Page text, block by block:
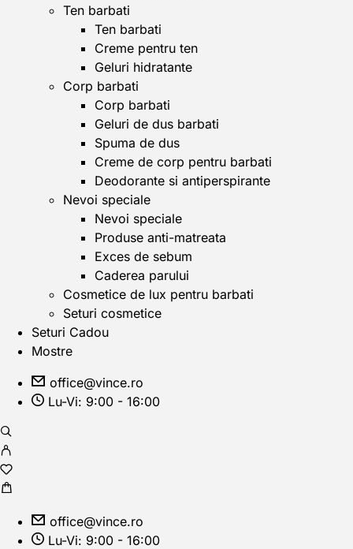
Ten barbati
Ten barbati
Creme pentru ten
Geluri hidratante
Corp barbati
Corp barbati
Geluri de dus barbati
Spuma de dus
Creme de corp pentru barbati
Deodorante si antiperspirante
Nevoi speciale
Nevoi speciale
Produse anti-matreata
Exces de sebum
Caderea parului
Cosmetice de lux pentru barbati
Seturi cosmetice
Seturi Cadou
Mostre
office@vince.ro
Lu-Vi: 9:00 - 16:00
office@vince.ro
Lu-Vi: 9:00 - 16:00